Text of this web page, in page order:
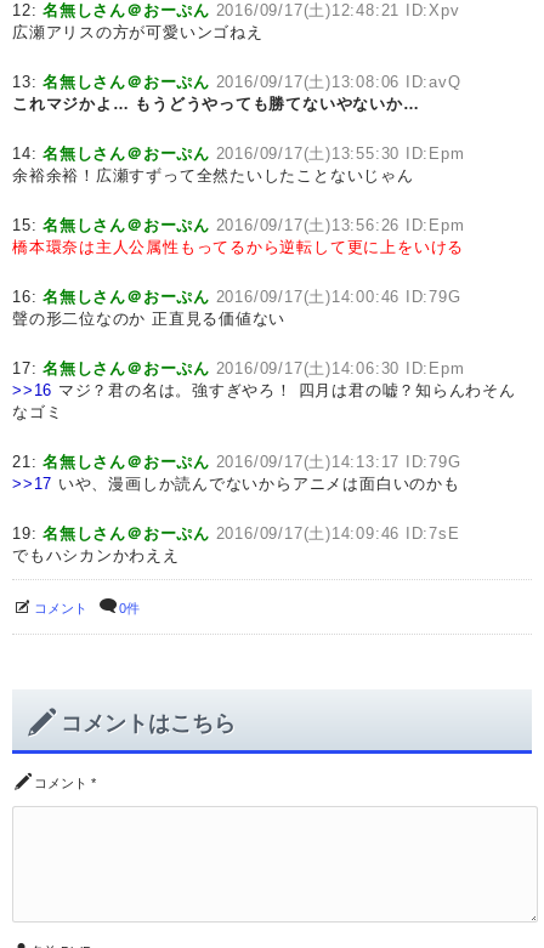
12:名無しさん＠おーぷん 2016/09/17(土)12:48:21 ID:Xpv
広瀬アリスの方が可愛いンゴねえ
13:名無しさん＠おーぷん 2016/09/17(土)13:08:06 ID:avQ
これマジかよ… もうどうやっても勝てないやないか…
14:名無しさん＠おーぷん 2016/09/17(土)13:55:30 ID:Epm
余裕余裕！広瀬すずって全然たいしたことないじゃん
15:名無しさん＠おーぷん 2016/09/17(土)13:56:26 ID:Epm
橋本環奈は主人公属性もってるから逆転して更に上をいける
16:名無しさん＠おーぷん 2016/09/17(土)14:00:46 ID:79G
聲の形二位なのか 正直見る価値ない
17:名無しさん＠おーぷん 2016/09/17(土)14:06:30 ID:Epm
>>16 マジ？君の名は。強すぎやろ！ 四月は君の嘘？知らんわそん
なゴミ
21:名無しさん＠おーぷん 2016/09/17(土)14:13:17 ID:79G
>>17 いや、漫画しか読んでないからアニメは面白いのかも
19:名無しさん＠おーぷん 2016/09/17(土)14:09:46 ID:7sE
でもハシカンかわええ
コメント 0件
コメントはこちら
コメント *